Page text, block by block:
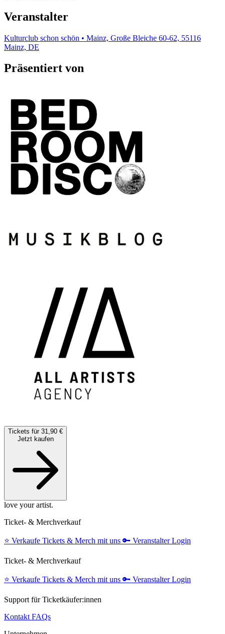
Veranstalter
Kulturclub schon schön • Mainz, Große Bleiche 60-62, 55116
Mainz, DE
Präsentiert von
Tickets für 31,90 €
Jetzt kaufen
love your artist.
Ticket- & Merchverkauf
⭐️ Verkaufe Tickets & Merch mit uns 🔑 Veranstalter Login
Ticket- & Merchverkauf
⭐️ Verkaufe Tickets & Merch mit uns 🔑 Veranstalter Login
Support für Ticketkäufer:innen
Kontakt FAQs